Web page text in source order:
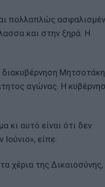
πολλαπλώς
και στην ξηρά. Η
διακυβέρνηση Μητσοτάκη
αγώνας. Η
κι αυτό είναι ότι δεν
είπε.
χέρια της Δικαιοσύνης,